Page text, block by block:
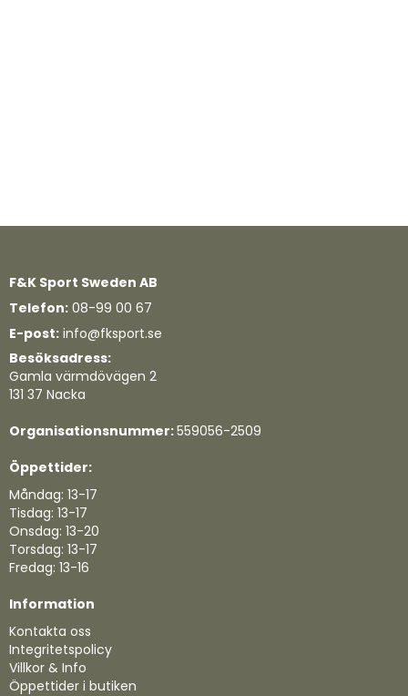
F&K Sport Sweden AB
Telefon: 08-99 00 67
E-post: info@fksport.se
Besöksadress:
Gamla värmdövägen 2
131 37 Nacka
Organisationsnummer:559056-2509
Öppettider:
Måndag: 13-17
Tisdag: 13-17
Onsdag: 13-20
Torsdag: 13-17
Fredag: 13-16
Information
Kontakta oss
Integritetspolicy
Villkor & Info
Öppettider i butiken